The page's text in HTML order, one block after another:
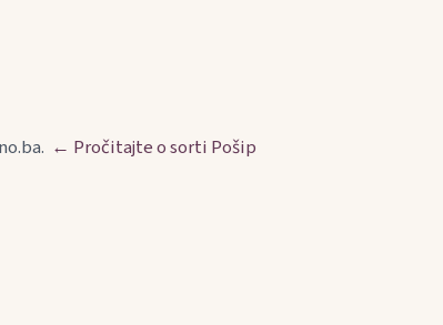
← Pročitajte o sorti Pošip